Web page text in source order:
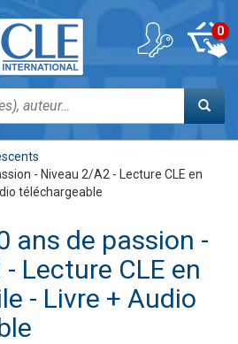
0
- Niveau 2/A2 - Lecture CLE en
téléchargeable
ans de passion -
Lecture CLE en
- Livre + Audio